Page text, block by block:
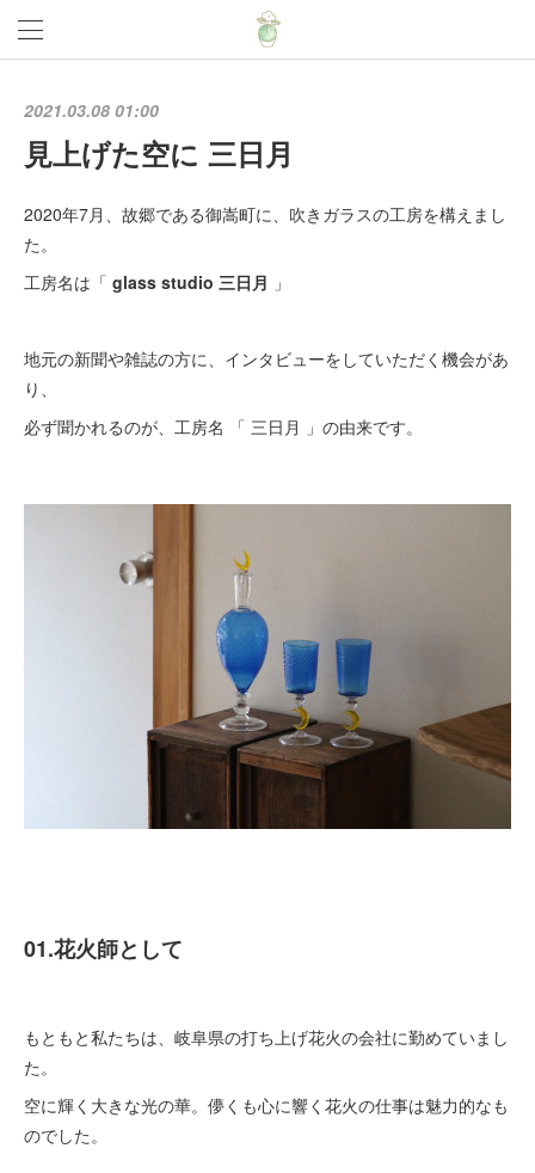
2021.03.08 01:00
見上げた空に 三日月
2020年7月、故郷である御嵩町に、吹きガラスの工房を構えまし
た。
工房名は「 glass studio 三日月 」
地元の新聞や雑誌の方に、インタビューをしていただく機会があ
り、
必ず聞かれるのが、工房名 「 三日月 」の由来です。
01.花火師として
もともと私たちは、岐阜県の打ち上げ花火の会社に勤めていまし
た。
空に輝く大きな光の華。儚くも心に響く花火の仕事は魅力的なも
のでした。